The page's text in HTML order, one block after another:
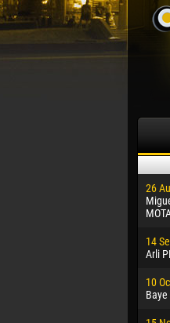
26
14
Arli
10
Baye